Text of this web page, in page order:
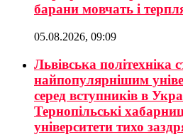
барани мовчать і
05.08.2026, 09:09
Львівська політехніка
найпопулярнішим
серед вступників в
Тернопільські
університети тихо